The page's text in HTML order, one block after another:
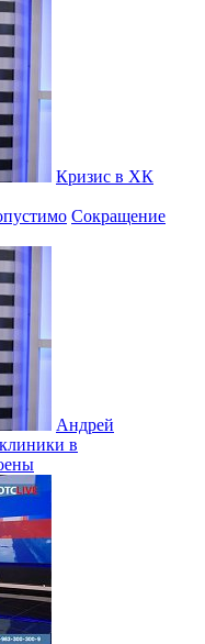
Кризис в ХК
Сокращение
Андрей
в